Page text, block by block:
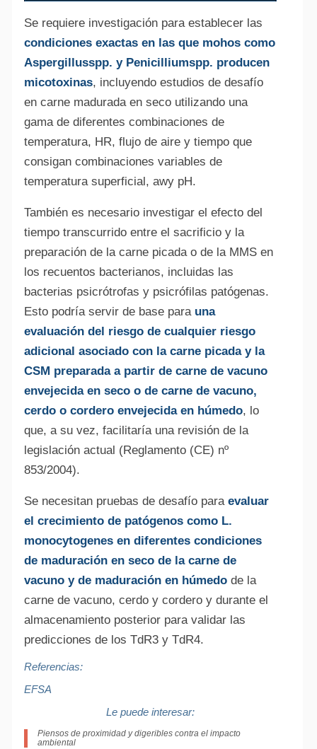
Se requiere investigación para establecer las
condiciones exactas en las que mohos como
Aspergillusspp. y Penicilliumspp. producen
micotoxinas, incluyendo estudios de desafío
en carne madurada en seco utilizando una
gama de diferentes combinaciones de
temperatura, HR, flujo de aire y tiempo que
consigan combinaciones variables de
temperatura superficial, awy pH.
También es necesario investigar el efecto del
tiempo transcurrido entre el sacrificio y la
preparación de la carne picada o de la MMS en
los recuentos bacterianos, incluidas las
bacterias psicrótrofas y psicrófilas patógenas.
Esto podría servir de base para una
evaluación del riesgo de cualquier riesgo
adicional asociado con la carne picada y la
CSM preparada a partir de carne de vacuno
envejecida en seco o de carne de vacuno,
cerdo o cordero envejecida en húmedo, lo
que, a su vez, facilitaría una revisión de la
legislación actual (Reglamento (CE) nº
853/2004).
Se necesitan pruebas de desafío paraevaluar
el crecimiento de patógenos como L.
monocytogenes en diferentes condiciones
de maduración en seco de la carne de
vacuno y de maduración en húmedode la
carne de vacuno, cerdo y cordero y durante el
almacenamiento posterior para validar las
predicciones de los TdR3 y TdR4.
Referencias:
EFSA
Le puede interesar:
Piensos de proximidad y digeribles contra el impacto
ambiental